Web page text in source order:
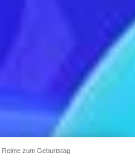
Reime zum Geburtstag